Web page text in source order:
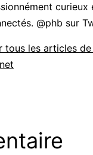
@phb sur
tous les articles de